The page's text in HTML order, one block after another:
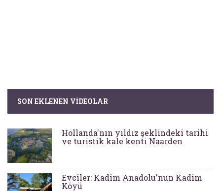
SON EKLENEN VIDEOLAR
Hollanda'nın yıldız şeklindeki tarihi
ve turistik kale kenti Naarden
Evciler: Kadim Anadolu'nun Kadim
Köyü